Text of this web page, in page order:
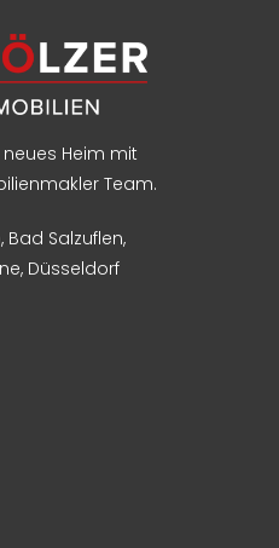
neues Heim mit
Team.
, Bad Salzuflen,
Düsseldorf